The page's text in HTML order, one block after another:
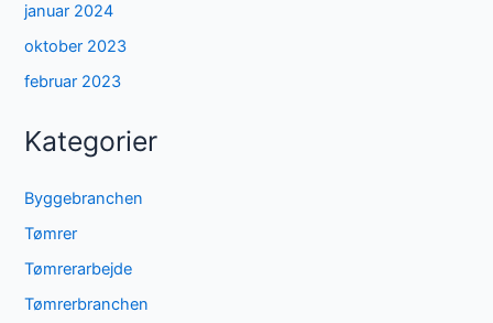
januar 2024
oktober 2023
februar 2023
Kategorier
Byggebranchen
Tømrer
Tømrerarbejde
Tømrerbranchen